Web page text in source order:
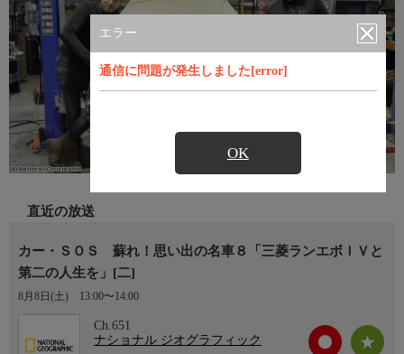
エラー
通信に問題が発生しました[error]
OK
直近の放送
カー・ＳＯＳ 蘇れ！思い出の名車８「三菱ランエボＩＶと
第二の人生を」[二]
8月8日(土) 13:00〜14:00
Ch.651
ナショナル ジオグラフィック